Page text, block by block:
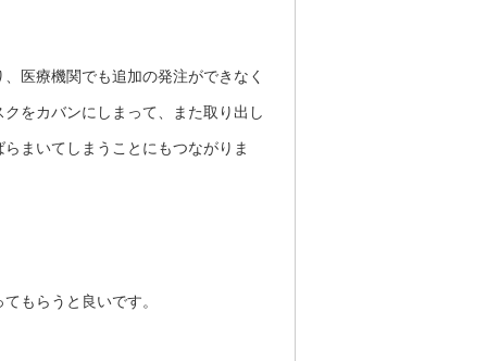
医療機関でも追加の発注ができなく
をカバンにしまって、また取り出し
まいてしまうことにもつながりま
もらうと良いです。